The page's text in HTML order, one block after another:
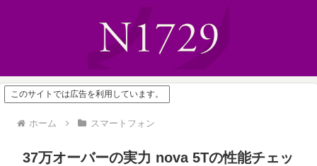
このサイトでは広告を利用しています。
ホーム スマートフォン
37万オーバーの実力 nova 5Tの性能チェッ